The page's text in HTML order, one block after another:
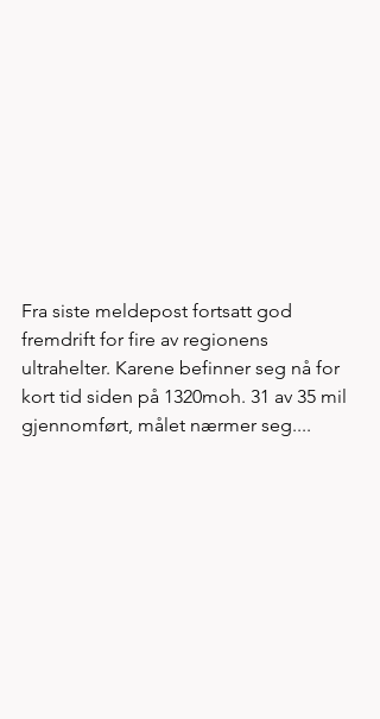
Fra siste meldepost fortsatt god
fremdrift for fire av regionens
ultrahelter. Karene befinner seg nå for
kort tid siden på 1320moh. 31 av 35 mil
gjennomført, målet nærmer seg....